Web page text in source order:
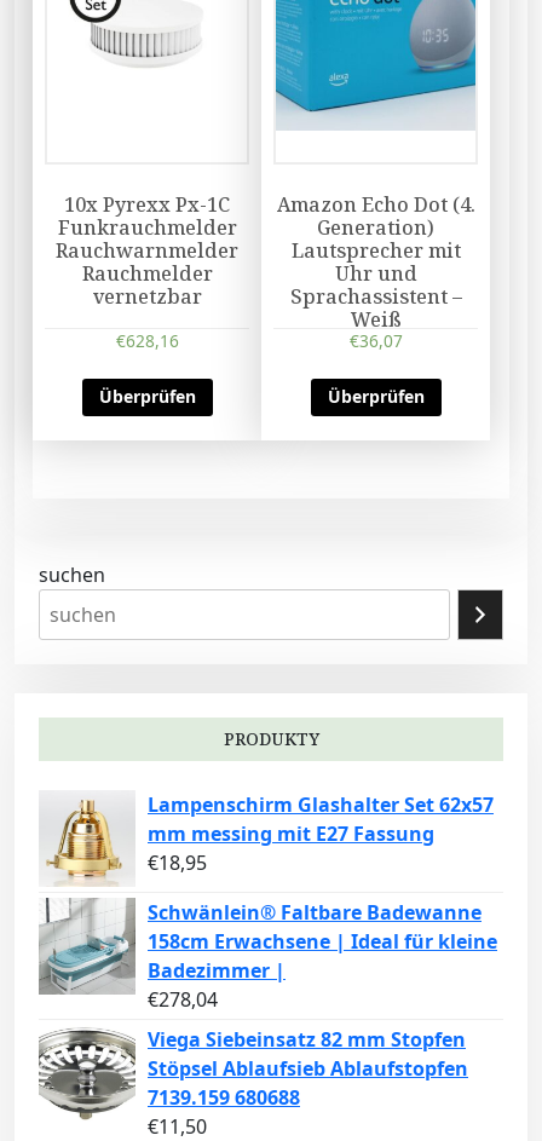
10x Pyrexx Px-1C
Funkrauchmelder
Rauchwarnmelder
Rauchmelder
vernetzbar
€628,16
Überprüfen
Amazon Echo Dot (4.
Generation)
Lautsprecher mit
Uhr und
Sprachassistent –
Weiß
€36,07
Überprüfen
suchen
PRODUKTY
Lampenschirm Glashalter Set 62x57
mm messing mit E27 Fassung
€18,95
Schwänlein® Faltbare Badewanne
158cm Erwachsene | Ideal für kleine
Badezimmer |
€278,04
Viega Siebeinsatz 82 mm Stopfen
Stöpsel Ablaufsieb Ablaufstopfen
7139.159 680688
€11,50